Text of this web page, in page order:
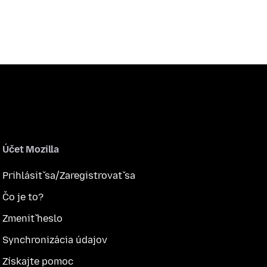
Účet Mozilla
Prihlásiť sa/Zaregistrovať sa
Čo je to?
Zmeniť heslo
Synchronizácia údajov
Získajte pomoc